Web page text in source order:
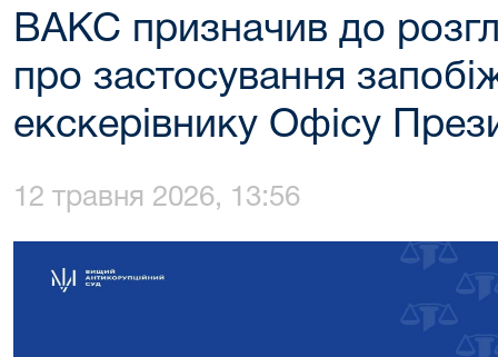
ВАКС призначив до
про застосування
екскерівнику Офісу
12 травня 2026, 13:56